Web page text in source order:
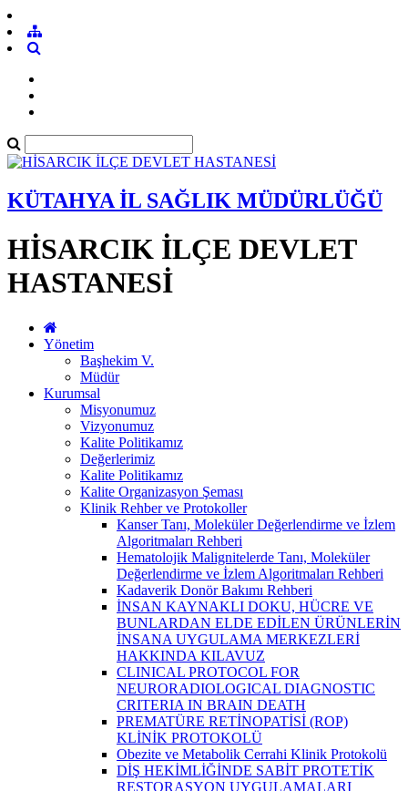
KÜTAHYA İL SAĞLIK MÜDÜRLÜĞÜ
HİSARCIK İLÇE DEVLET
HASTANESİ
Yönetim
Başhekim V.
Müdür
Kurumsal
Misyonumuz
Vizyonumuz
Kalite Politikamız
Değerlerimiz
Kalite Politikamız
Kalite Organizasyon Şeması
Klinik Rehber ve Protokoller
Kanser Tanı, Moleküler Değerlendirme ve İzlem
Algoritmaları Rehberi
Hematolojik Malignitelerde Tanı, Moleküler
Değerlendirme ve İzlem Algoritmaları Rehberi
Kadaverik Donör Bakımı Rehberi
İNSAN KAYNAKLI DOKU, HÜCRE VE
BUNLARDAN ELDE EDİLEN ÜRÜNLERİN
İNSANA UYGULAMA MERKEZLERİ
HAKKINDA KILAVUZ
CLINICAL PROTOCOL FOR
NEURORADIOLOGICAL DIAGNOSTIC
CRITERIA IN BRAIN DEATH
PREMATÜRE RETİNOPATİSİ (ROP)
KLİNİK PROTOKOLÜ
Obezite ve Metabolik Cerrahi Klinik Protokolü
DİŞ HEKİMLİĞİNDE SABİT PROTETİK
RESTORASYON UYGULAMALARI